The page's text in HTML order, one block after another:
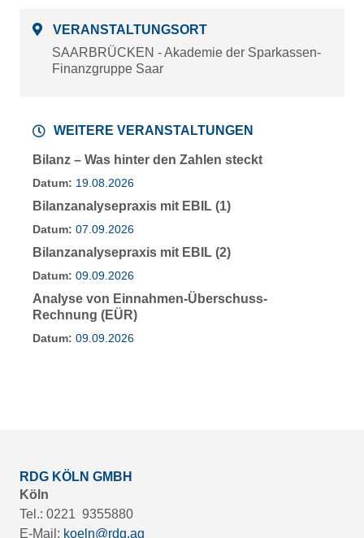
VERANSTALTUNGSORT
SAARBRÜCKEN - Akademie der Sparkassen-
Finanzgruppe Saar
WEITERE VERANSTALTUNGEN
Bilanz – Was hinter den Zahlen steckt
Datum: 19.08.2026
Bilanzanalysepraxis mit EBIL (1)
Datum: 07.09.2026
Bilanzanalysepraxis mit EBIL (2)
Datum: 09.09.2026
Analyse von Einnahmen-Überschuss-
Rechnung (EÜR)
Datum: 09.09.2026
RDG KÖLN GMBH
Köln
Tel.: 0221 9355880
E-Mail: koeln@rdg.ag